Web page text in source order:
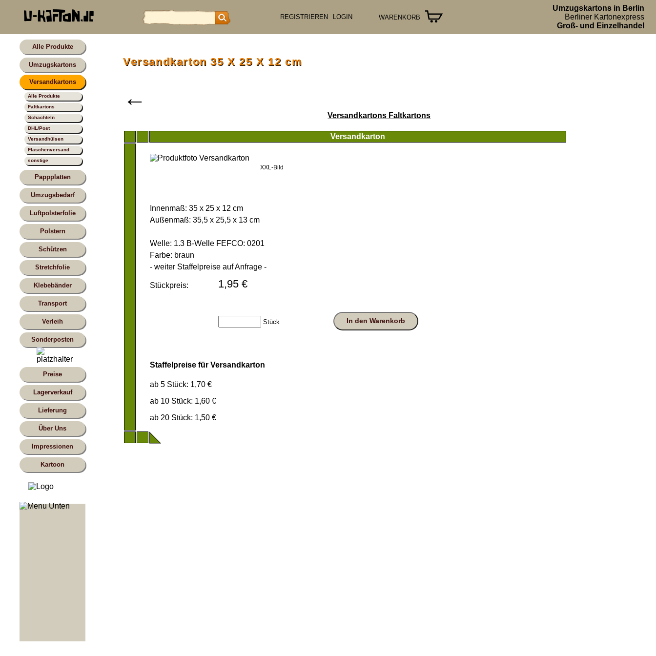
S REGISTRIEREN LOGIN WARENKORB
Umzugskartons in Berlin
Berliner Kartonexpress
Groß- und Einzelhandel
Alle Produkte
Umzugskartons
Versandkartons
Alle Produkte
Faltkartons
Schachteln
DHL/Post
Versandhülsen
Flaschenversand
sonstige
Pappplatten
Umzugsbedarf
Luftpolsterfolie
Polstern
Schützen
Stretchfolie
Klebebänder
Transport
Verleih
Sonderposten
Preise
Lagerverkauf
Lieferung
Über Uns
Impressionen
Kartoon
Versandkarton 35 X 25 X 12 cm
←
Versandkartons Faltkartons
Versandkarton
XXL-Bild
Innenmaß: 35 x 25 x 12 cm
Außenmaß: 35,5 x 25,5 x 13 cm
Welle: 1.3 B-Welle FEFCO: 0201
Farbe: braun
- weiter Staffelpreise auf Anfrage -
Stückpreis: 1,95 €
Stück In den Warenkorb
Staffelpreise für Versandkarton
ab 5 Stück: 1,70 €
ab 10 Stück: 1,60 €
ab 20 Stück: 1,50 €